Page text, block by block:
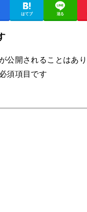
はてブ 送る
公開されることはあり
須項目です